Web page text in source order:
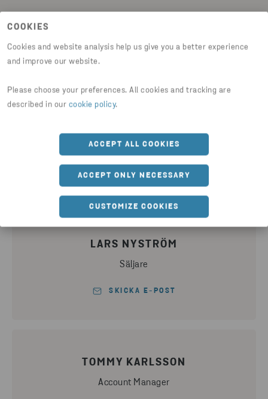
COOKIES
Cookies and website analysis help us give you a better experience
and improve our website.
Please choose your preferences. All cookies and tracking are
described in our cookie policy.
ACCEPT ALL COOKIES
ACCEPT ONLY NECESSARY
CUSTOMIZE COOKIES
Kontaktpersoner
Production Manager
SKICKA E-POST
LARS NYSTRÖM
Säljare
SKICKA E-POST
TOMMY KARLSSON
Account Manager